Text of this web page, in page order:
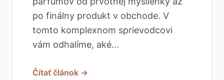
po finálny produkt v obchode. V
tomto komplexnom sprievodcovi
vám odhalíme, aké...
Čítať článok →